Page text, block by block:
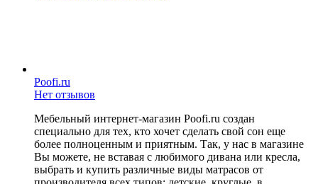
Poofi.ru
Нет отзывов
Мебельный интернет-магазин Poofi.ru создан
специально для тех, кто хочет сделать свой сон еще
более полноценным и приятным. Так, у нас в магазине
Вы можете, не вставая с любимого дивана или кресла,
выбрать и купить различные виды матрасов от